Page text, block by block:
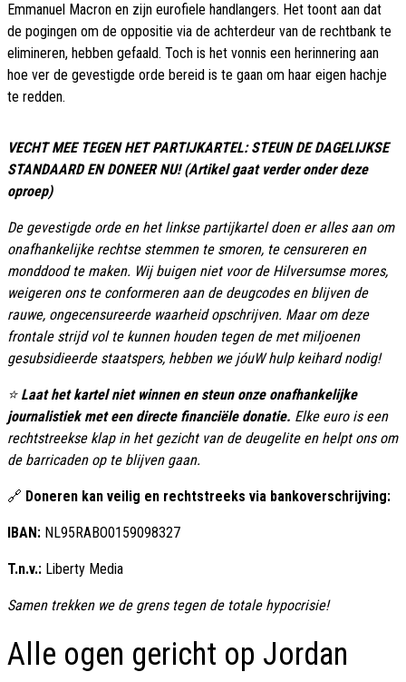
Emmanuel Macron en zijn eurofiele handlangers. Het toont aan dat
de pogingen om de oppositie via de achterdeur van de rechtbank te
elimineren, hebben gefaald. Toch is het vonnis een herinnering aan
hoe ver de gevestigde orde bereid is te gaan om haar eigen hachje
te redden.
VECHT MEE TEGEN HET PARTIJKARTEL: STEUN DE DAGELIJKSE
STANDAARD EN DONEER NU! (Artikel gaat verder onder deze
oproep)
De gevestigde orde en het linkse partijkartel doen er alles aan om
onafhankelijke rechtse stemmen te smoren, te censureren en
monddood te maken. Wij buigen niet voor de Hilversumse mores,
weigeren ons te conformeren aan de deugcodes en blijven de
rauwe, ongecensureerde waarheid opschrijven. Maar om deze
frontale strijd vol te kunnen houden tegen de met miljoenen
gesubsidieerde staatspers, hebben we jóuW hulp keihard nodig!
⭐ Laat het kartel niet winnen en steun onze onafhankelijke
journalistiek met een directe financiële donatie. Elke euro is een
rechtstreekse klap in het gezicht van de deugelite en helpt ons om
de barricaden op te blijven gaan.
🔗 Doneren kan veilig en rechtstreeks via bankoverschrijving:
IBAN: NL95RABO0159098327
T.n.v.: Liberty Media
Samen trekken we de grens tegen de totale hypocrisie!
Alle ogen gericht op Jordan